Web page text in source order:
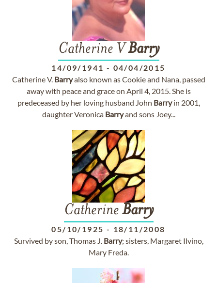
Catherine VBarry
14/09/1941 - 04/04/2015
Catherine V. Barryalso known as Cookie and Nana, passed
away with peace and grace on April 4, 2015. She is
predeceased by her loving husband John Barryin 2001,
daughter Veronica Barryand sons Joey...
Catherine Barry
05/10/1925 - 18/11/2008
Survived by son, Thomas J. Barry; sisters, Margaret Ilvino,
Mary Freda.